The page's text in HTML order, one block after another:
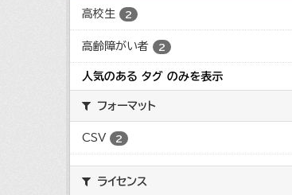
高校生 2
高齢障がい者 2
人気のある タグ のみを表示
フォーマット
CSV 2
ライセンス